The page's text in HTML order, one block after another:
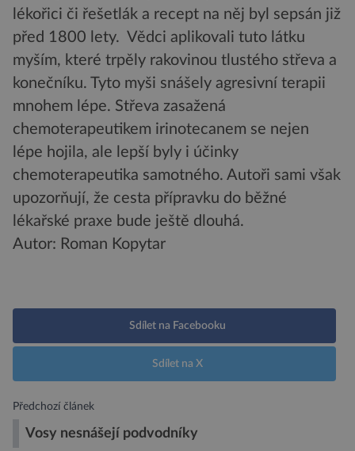
lékořici či řešetlák a recept na něj byl sepsán již
před 1800 lety. Vědci aplikovali tuto látku
myším, které trpěly rakovinou tlustého střeva a
konečníku. Tyto myši snášely agresivní terapii
mnohem lépe. Střeva zasažená
chemoterapeutikem irinotecanem se nejen
lépe hojila, ale lepší byly i účinky
chemoterapeutika samotného. Autoři sami však
upozorňují, že cesta přípravku do běžné
lékařské praxe bude ještě dlouhá.
Autor: Roman Kopytar
Sdílet na Facebooku
Sdílet na X
Předchozí článek
Vosy nesnášejí podvodníky